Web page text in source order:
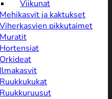
Viikunat
Mehikasvit ja kaktukset
Viherkasvien pikkutaimet
Muratit
Hortensiat
Orkideat
Ilmakasvit
Ruukkukukat
Ruukkuruusut